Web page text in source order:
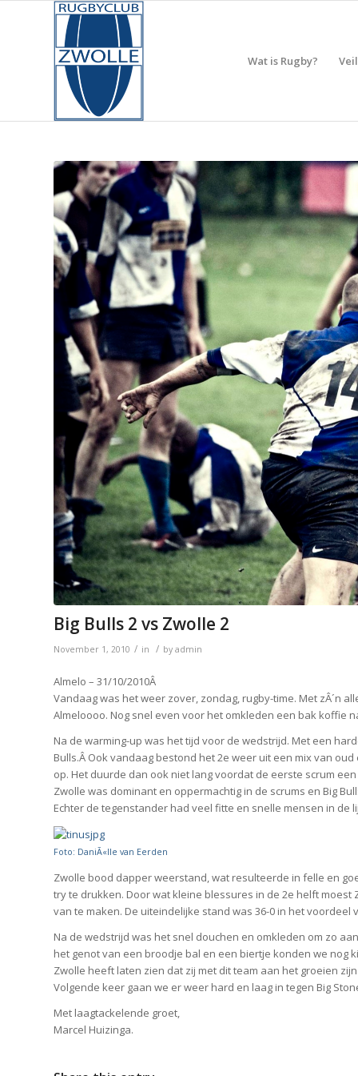
Wat is Rugby?
Big Bulls 2 vs Zwolle 2
November 1, 2010 / in / by admin
Almelo – 31/10/2010Â
Vandaag was het weer zover, zondag, rugby-time. Met zÂ´n
Almeloooo. Nog snel even voor het omkleden een bak koffie
Na de warming-up was het tijd voor de wedstrijd. Met een
Bulls.Â Ook vandaag bestond het 2e weer uit een mix van
op. Het duurde dan ook niet lang voordat de eerste scrum
Zwolle was dominant en oppermachtig in de scrums en Big
Echter de tegenstander had veel fitte en snelle mensen in
Foto: DaniÃ«lle van Eerden
Zwolle bood dapper weerstand, wat resulteerde in felle en
try te drukken. Door wat kleine blessures in de 2e helft
van te maken. De uiteindelijke stand was 36-0 in het voordeel
Na de wedstrijd was het snel douchen en omkleden om zo
het genot van een broodje bal en een biertje konden we nog
Zwolle heeft laten zien dat zij met dit team aan het groeien
Volgende keer gaan we er weer hard en laag in tegen Big
Met laagtackelende groet,
Marcel Huizinga.